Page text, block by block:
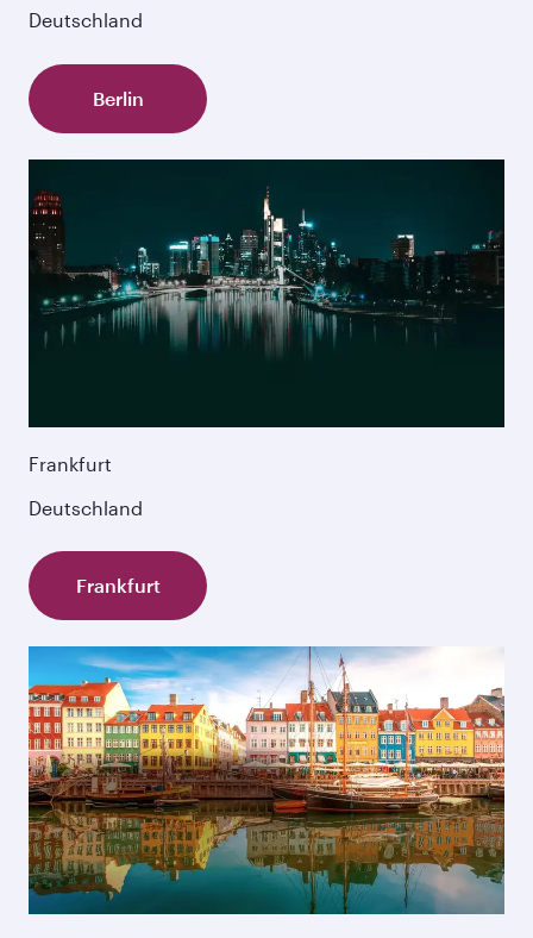
Deutschland
Berlin
Frankfurt
Deutschland
Frankfurt